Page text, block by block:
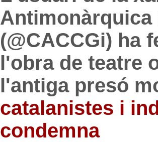
(@CACCGi) ha
l'obra de teatre
l'antiga presó
catalanistes i
condemna